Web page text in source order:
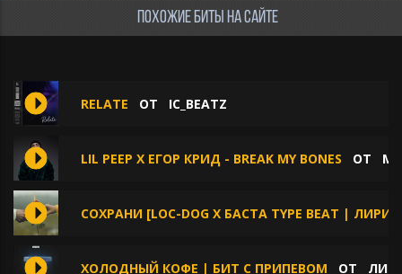
ПОХОЖИЕ БИТЫ НА САЙТЕ
RELATE ОТ IC_BEATZ
LIL PEEP X ЕГОР КРИД - BREAK MY BONES ОТ
СОХРАНИ [LOC-DOG X БАСТА TYPE BEAT |
ХОЛОДНЫЙ КОФЕ | БИТ С ПРИПЕВОМ ОТ